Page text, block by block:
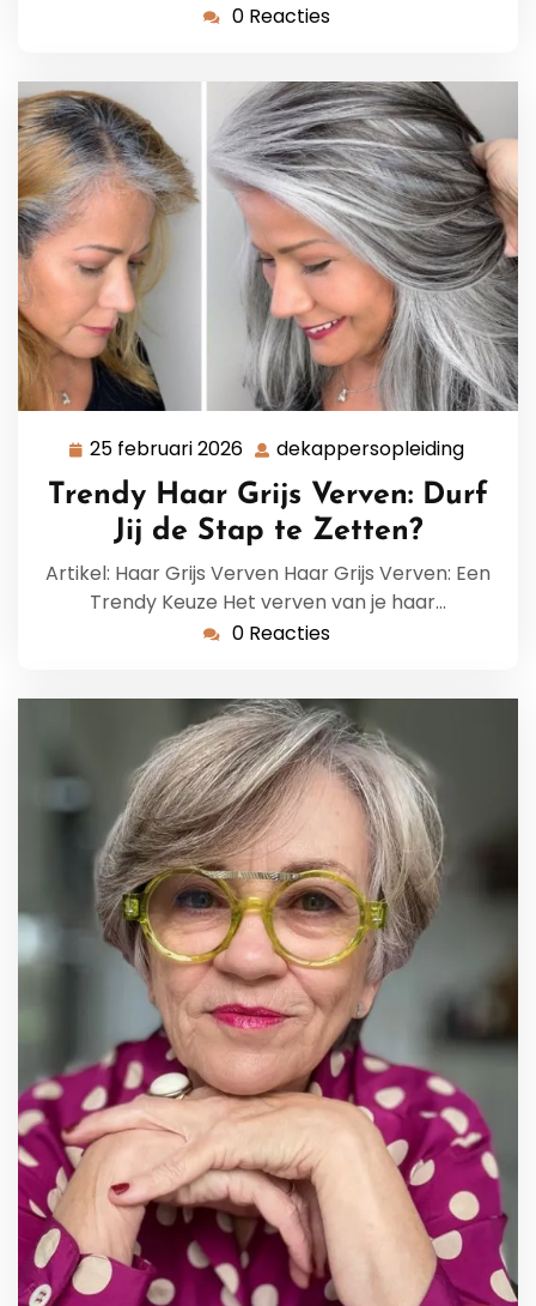
0 Reacties
25 februari 2026 25
februari
2026
dekappersopleiding
Trendy Haar Grijs Verven: Durf
Jij de Stap te Zetten?
Artikel: Haar Grijs Verven Haar Grijs Verven: Een
Trendy Keuze Het verven van je haar…
0 Reacties